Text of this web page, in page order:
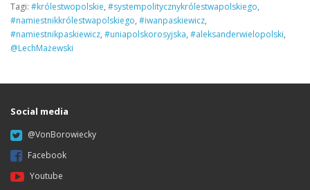
Tagi: #królestwopolskie, #systempolitycznykrólestwapolskiego,
#namiestnikkrólestwapolskiego, #iwanpaskiewicz,
#namiestnikpaskiewicz, #uniapolskorosyjska, #aleksanderwielopolski,
@LechMażewski
Social media
@VonBorowiecky
Facebook
Youtube